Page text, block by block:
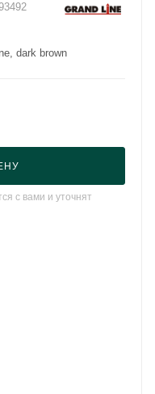
dark brown
с вами и уточнят